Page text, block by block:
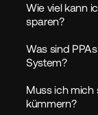
Wie viel kann
sparen?
Was sind
System?
Muss ich mich
kümmern?